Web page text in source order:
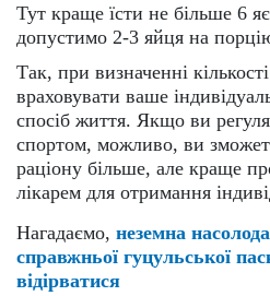
Тут краще їсти не більше 6
допустимо 2-3 яйця на
Так, при визначенні
враховувати ваше
спосіб життя. Якщо ви
спортом, можливо, ви
раціону більше, але краще
лікарем для отримання
Нагадаємо, неземна
справжньої гуцульської
відірватися